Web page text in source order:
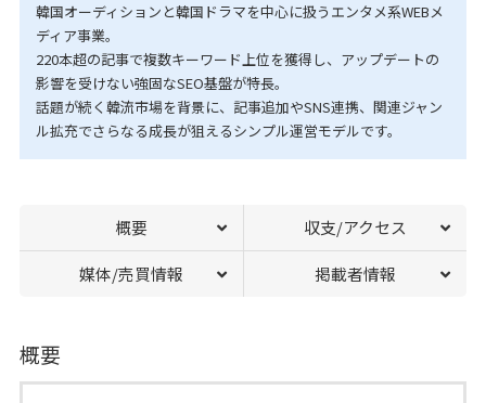
韓国オーディションと韓国ドラマを中心に扱うエンタメ系WEBメ
ディア事業。
220本超の記事で複数キーワード上位を獲得し、アップデートの
影響を受けない強固なSEO基盤が特長。
話題が続く韓流市場を背景に、記事追加やSNS連携、関連ジャン
ル拡充でさらなる成長が狙えるシンプル運営モデルです。
概要 収支/アクセス
媒体/売買情報 掲載者情報
概要